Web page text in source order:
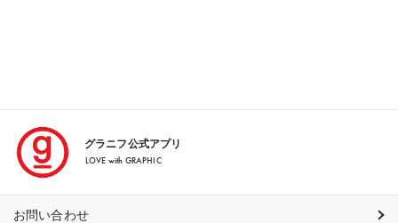
グラニフ公式アプリ
LOVE with GRAPHIC
お問い合わせ